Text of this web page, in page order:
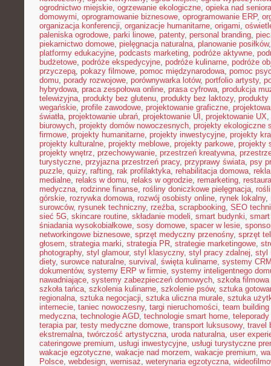
ogrodnictwo miejskie, ogrzewanie ekologiczne, opieka nad
domowymi, oprogramowanie biznesowe, oprogramowanie ERP,
organizacja konferencji, organizacje humanitarne, origami,
paleniska ogrodowe, parki linowe, patenty, personal branding,
piekarnictwo domowe, pielęgnacja naturalna, planowanie posiłków
platformy edukacyjne, podcasts marketing, podróże aktywne,
budżetowe, podróże ekspedycyjne, podróże kulinarne, podróże
przyczepą, pokazy filmowe, pomoc międzynarodowa, pomoc
domu, porady rozwojowe, porównywarka lotów, portfolio artysty,
hybrydowa, praca zespołowa online, prasa cyfrowa, produkcja
telewizyjna, produkty bez glutenu, produkty bez laktozy, produkty
wegańskie, profile zawodowe, projektowanie graficzne,
światła, projektowanie ubrań, projektowanie UI , projektowanie UX,
biurowych, projekty domów nowoczesnych, projekty ekologiczne
firmowe, projekty humanitarne, projekty inwestycyjne, projekty
projekty kulturalne, projekty meblowe, projekty parkowe, projekty
projekty wnętrz, przechowywanie, przestrzeń kreatywna,
turystyczne, przyjazna przestrzeń pracy, przyprawy świata, psy
puzzle, quizy, rafting, rak profilaktyka, rehabilitacja domowa,
medialne, relaks w domu, relaks w ogrodzie, remarketing,
medyczna, rodzinne finanse, rośliny doniczkowe pielęgnacja,
górskie, rozrywka domowa, rozwój osobisty online, rynek lokalny,
surowców, rysunek techniczny, rzeźba, scrapbooking, SEO
sieć 5G, skincare routine, składanie modeli, smart budynki,
śniadania wysokobiałkowe, sosy domowe, spacer w lesie,
networkingowe biznesowe, sprzęt medyczny przenośny, sprzęt
głosem, strategia marki, strategia PR, strategie marketingowe,
photography, styl glamour, styl klasyczny, styl pracy zdalnej, styl
diety, surowce naturalne, survival , święta kulinarne, systemy
dokumentów, systemy ERP w firmie, systemy inteligentnego
nawadniające, systemy zabezpieczeń domowych, szkoła
szkoła tańca, szkolenia kulinarne, szkolenie psów, sztuka
regionalna, sztuka negocjacji, sztuka uliczna murale, sztuka
internecie, taniec nowoczesny, targi nieruchomości, team
medyczna, technologie AGD, technologie smart home,
terapia par, testy medyczne domowe, transport luksusowy, travel
ekstremalna, twórczość artystyczna, uroda naturalna, user
cateringowe premium, usługi inwestycyjne, usługi turystyczne
wakacje egzotyczne, wakacje nad morzem, wakacje premium,
Polsce, webdesign, wernisaż, weterynaria egzotyczna,